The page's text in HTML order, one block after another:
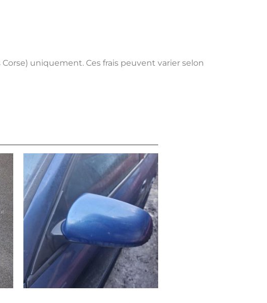
uniquement. Ces frais peuvent varier selon